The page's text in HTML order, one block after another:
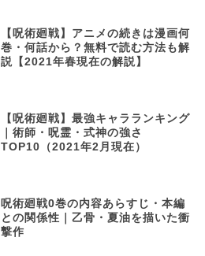
【呪術廻戦】アニメの続きは漫画何
巻・何話から？無料で読む方法も解
説【2021年春現在の解説】
【呪術廻戦】最強キャラランキング
｜術師・呪霊・式神の強さ
TOP10（2021年2月現在）
呪術廻戦0巻の内容あらすじ・本編
との関係性｜乙骨・夏油を描いた衝
撃作